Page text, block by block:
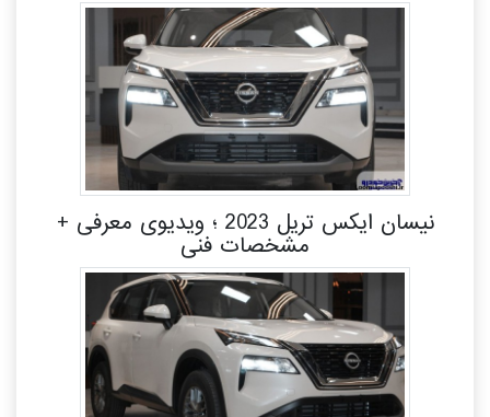
نیسان ایکس تریل 2023 ؛ ویدیوی معرفی +
مشخصات فنی